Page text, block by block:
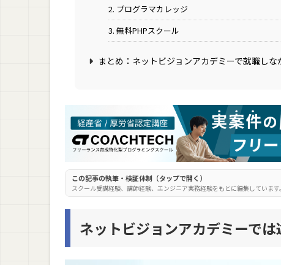
2. プログラマカレッジ
3. 無料PHPスクール
まとめ：ネットビジョンアカデミーで就職しな
この記事の執筆・検証体制（タップで開く）
スクール受講経験、講師経験、エンジニア実務経験をもとに編集しています。
ネットビジョンアカデミーで